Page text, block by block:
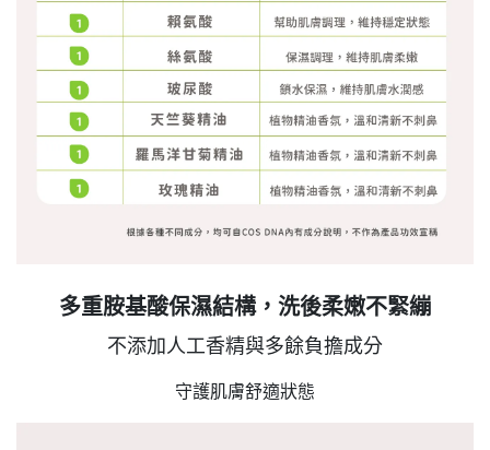
多重胺基酸保濕結構，洗後柔嫩不緊繃
不添加人工香精與多餘負擔成分
守護肌膚舒適狀態